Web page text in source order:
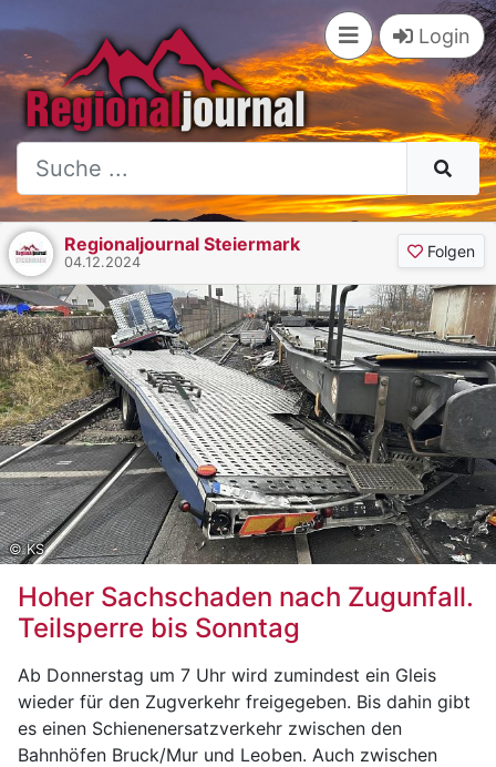
Login
Regionaljournal Steiermark
04.12.2024
Folgen
© KS
Hoher Sachschaden nach Zugunfall.
Teilsperre bis Sonntag
Ab Donnerstag um 7 Uhr wird zumindest ein Gleis
wieder für den Zugverkehr freigegeben. Bis dahin gibt
es einen Schienenersatzverkehr zwischen den
Bahnhöfen Bruck/Mur und Leoben. Auch zwischen